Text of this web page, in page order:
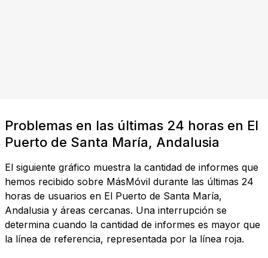
Problemas en las últimas 24 horas en El
Puerto de Santa María, Andalusia
El siguiente gráfico muestra la cantidad de informes que
hemos recibido sobre MásMóvil durante las últimas 24
horas de usuarios en El Puerto de Santa María,
Andalusia y áreas cercanas. Una interrupción se
determina cuando la cantidad de informes es mayor que
la línea de referencia, representada por la línea roja.